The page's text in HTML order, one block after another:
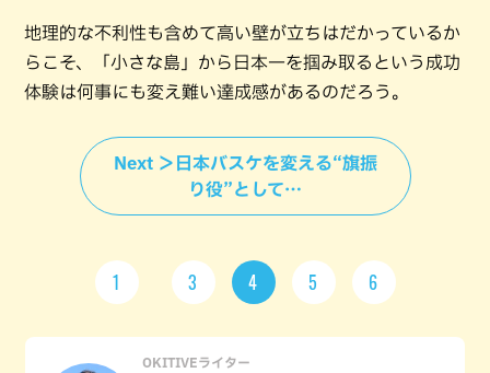
地理的な不利性も含めて高い壁が立ちはだかっているか
らこそ、「小さな島」から日本一を掴み取るという成功
体験は何事にも変え難い達成感があるのだろう。
Next ＞日本バスケを変える“旗振
り役”として…
1 3 4 5 6
OKITIVEライター